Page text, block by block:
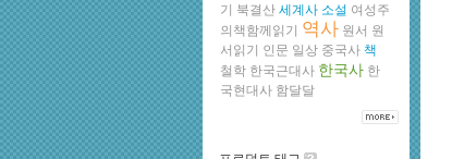
기 북결산 세계사 소설 여성주
의책함께읽기 역사 원서 원
서읽기 인문 일상 중국사 책
철학 한국근대사 한국사 한
국현대사 함달달